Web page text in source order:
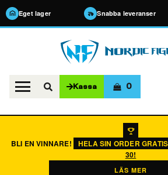
Eget lager Snabba leveranser
Kassa 0
BLI EN VINNARE! HELA SIN ORDER
30!
LÄS MER